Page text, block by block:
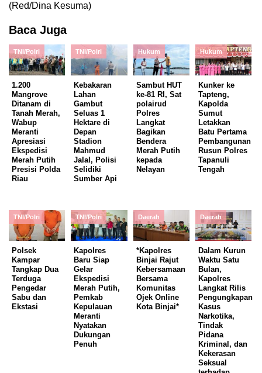
(Red/Dina Kesuma)
Baca Juga
TNI/Polri
1.200
Mangrove
Ditanam di
Tanah Merah,
Wabup
Meranti
Apresiasi
Ekspedisi
Merah Putih
Presisi Polda
Riau
TNI/Polri
Kebakaran
Lahan
Gambut
Seluas 1
Hektare di
Depan
Stadion
Mahmud
Jalal, Polisi
Selidiki
Sumber Api
Hukum
Sambut HUT
ke-81 RI, Sat
polairud
Polres
Langkat
Bagikan
Bendera
Merah Putih
kepada
Nelayan
Hukum
Kunker ke
Tapteng,
Kapolda
Sumut
Letakkan
Batu Pertama
Pembangunan
Rusun Polres
Tapanuli
Tengah
TNI/Polri
Polsek
Kampar
Tangkap Dua
Terduga
Pengedar
Sabu dan
Ekstasi
TNI/Polri
Kapolres
Baru Siap
Gelar
Ekspedisi
Merah Putih,
Pemkab
Kepulauan
Meranti
Nyatakan
Dukungan
Penuh
Daerah
*Kapolres
Binjai Rajut
Kebersamaan
Bersama
Komunitas
Ojek Online
Kota Binjai*
Daerah
Dalam Kurun
Waktu Satu
Bulan,
Kapolres
Langkat Rilis
Pengungkapan
Kasus
Narkotika,
Tindak
Pidana
Kriminal, dan
Kekerasan
Seksual